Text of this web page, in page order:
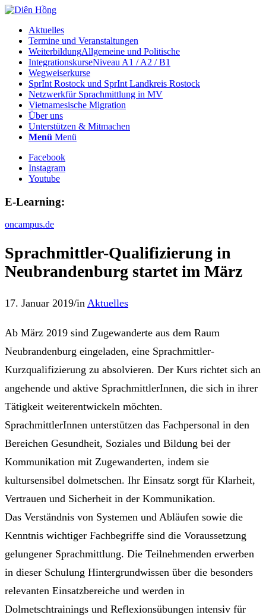
Aktuelles
Termine und Veranstaltungen
WeiterbildungAllgemeine und Politische
IntegrationskurseNiveau A1 / A2 / B1
Wegweiserkurse
SprInt Rostock und SprInt Landkreis Rostock
Netzwerkfür Sprachmittlung in MV
Vietnamesische Migration
Über uns
Unterstützen & Mitmachen
Menü Menü
Facebook
Instagram
Youtube
E-Learning:
oncampus.de
Sprachmittler-Qualifizierung in
Neubrandenburg startet im März
17. Januar 2019/in Aktuelles
Ab März 2019 sind Zugewanderte aus dem Raum
Neubrandenburg eingeladen, eine Sprachmittler-
Kurzqualifizierung zu absolvieren. Der Kurs richtet sich an
angehende und aktive SprachmittlerInnen, die sich in ihrer
Tätigkeit weiterentwickeln möchten.
SprachmittlerInnen unterstützen das Fachpersonal in den
Bereichen Gesundheit, Soziales und Bildung bei der
Kommunikation mit Zugewanderten, indem sie
kultursensibel dolmetschen. Ihr Einsatz sorgt für Klarheit,
Vertrauen und Sicherheit in der Kommunikation.
Das Verständnis von Systemen und Abläufen sowie die
Kenntnis wichtiger Fachbegriffe sind die Voraussetzung
gelungener Sprachmittlung. Die Teilnehmenden erwerben
in dieser Schulung Hintergrundwissen über die besonders
relevanten Einsatzbereiche und werden in
Dolmetschtrainings und Reflexionsübungen intensiv für